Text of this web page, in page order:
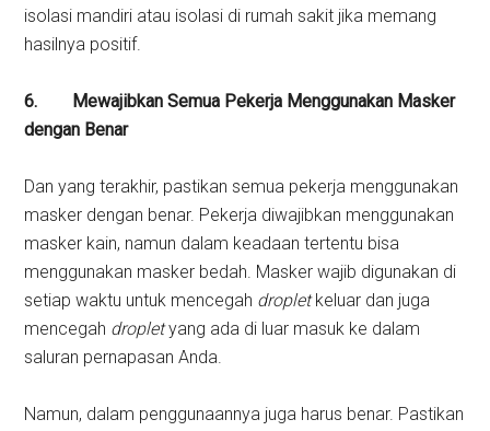
isolasi mandiri atau isolasi di rumah sakit jika memang
hasilnya positif.
6.
Mewajibkan Semua Pekerja Menggunakan Masker
dengan Benar
Dan yang terakhir, pastikan semua pekerja menggunakan
masker dengan benar. Pekerja diwajibkan menggunakan
masker kain, namun dalam keadaan tertentu bisa
menggunakan masker bedah. Masker wajib digunakan di
setiap waktu untuk mencegah droplet keluar dan juga
mencegah dropletyang ada di luar masuk ke dalam
saluran pernapasan Anda.
Namun, dalam penggunaannya juga harus benar. Pastikan